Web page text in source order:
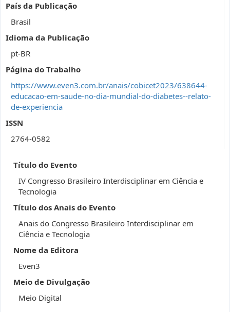
País da Publicação
Brasil
Idioma da Publicação
pt-BR
Página do Trabalho
https://www.even3.com.br/anais/cobicet2023/638644-
educacao-em-saude-no-dia-mundial-do-diabetes--relato-
de-experiencia
ISSN
2764-0582
Título do Evento
IV Congresso Brasileiro Interdisciplinar em Ciência e
Tecnologia
Título dos Anais do Evento
Anais do Congresso Brasileiro Interdisciplinar em
Ciência e Tecnologia
Nome da Editora
Even3
Meio de Divulgação
Meio Digital